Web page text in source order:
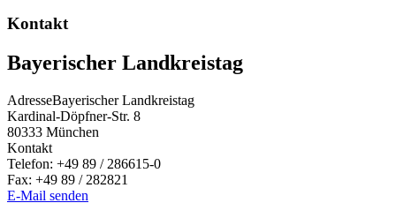
Kontakt
Bayerischer Landkreistag
AdresseBayerischer Landkreistag
Kardinal-Döpfner-Str. 8
80333 München
Kontakt
Telefon: +49 89 / 286615-0
Fax: +49 89 / 282821
E-Mail senden